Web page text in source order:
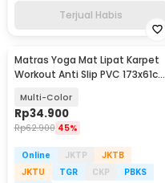
Terjual Habis
Matras Yoga Mat Lipat Karpet
Workout Anti Slip PVC 173x61cm
Multi-Color
Rp34.900
Rp62.900 45%
Online JKTP
JKTB
JKTU
TGR CKP
PBKS